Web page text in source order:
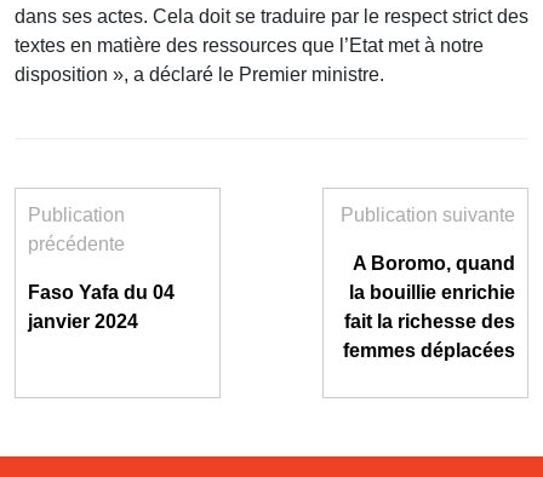
dans ses actes. Cela doit se traduire par le respect strict des
textes en matière des ressources que l’Etat met à notre
disposition », a déclaré le Premier ministre.
Publication
précédente
Faso Yafa du 04
janvier 2024
Publication suivante
A Boromo, quand
la bouillie enrichie
fait la richesse des
femmes déplacées